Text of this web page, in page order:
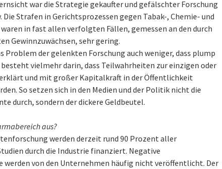
war die Strategie gekaufter und gefälschter Forschung
Strafen in Gerichtsprozessen gegen Tabak-, Chemie- und
in fast allen verfolgten Fällen, gemessen an den durch
Gewinnzuwächsen, sehr gering.
Problem der gelenkten Forschung auch weniger, dass plump
vielmehr darin, dass Teilwahrheiten zur einzigen oder
und mit großer Kapitalkraft in der Öffentlichkeit
So setzen sich in den Medien und der Politik nicht die
durch, sondern der dickere Geldbeutel.
aus?
werden derzeit rund 90 Prozent aller
durch die Industrie finanziert. Negative
werden von den Unternehmen häufig nicht veröffentlicht. Der